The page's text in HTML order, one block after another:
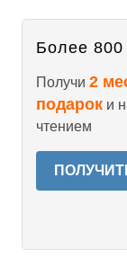
Более 800
Получи 2
подарок и
чтением